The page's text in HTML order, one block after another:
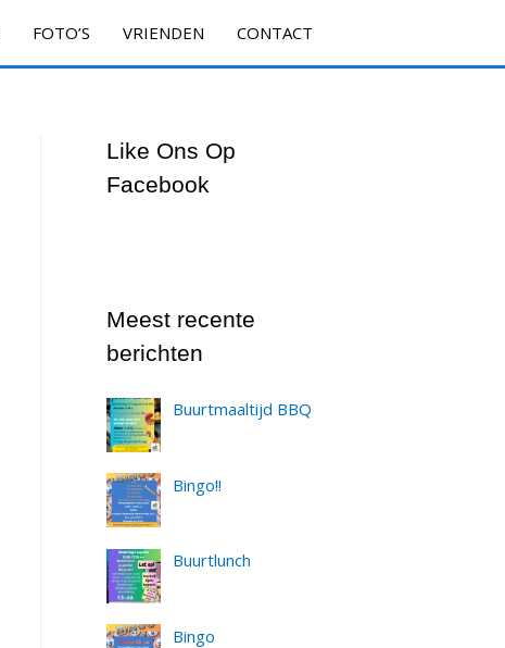
FOTO’S VRIENDEN CONTACT
Like Ons Op
Facebook
Meest recente
berichten
Buurtmaaltijd BBQ
Bingo!!
Buurtlunch
Bingo